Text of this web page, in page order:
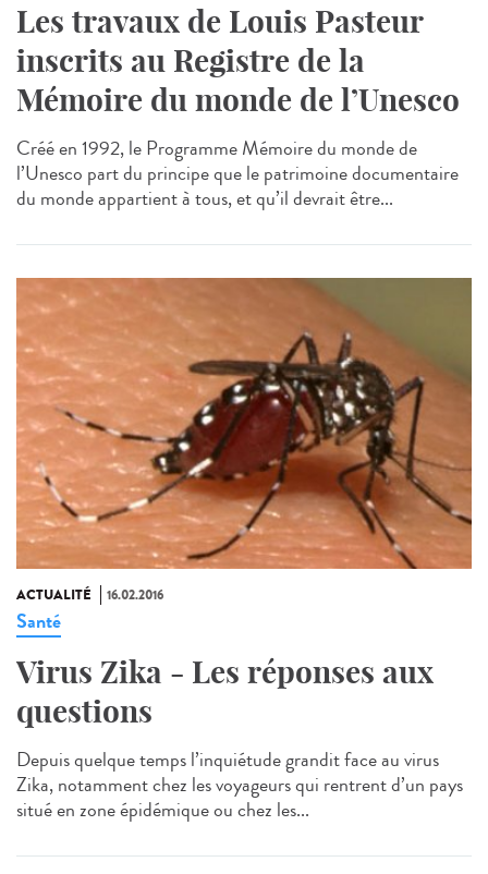
Les travaux de Louis Pasteur
inscrits au Registre de la
Mémoire du monde de l’Unesco
Créé en 1992, le Programme Mémoire du monde de
l’Unesco part du principe que le patrimoine documentaire
du monde appartient à tous, et qu’il devrait être...
ACTUALITÉ 16.02.2016
Santé
Virus Zika - Les réponses aux
questions
Depuis quelque temps l’inquiétude grandit face au virus
Zika, notamment chez les voyageurs qui rentrent d’un pays
situé en zone épidémique ou chez les...